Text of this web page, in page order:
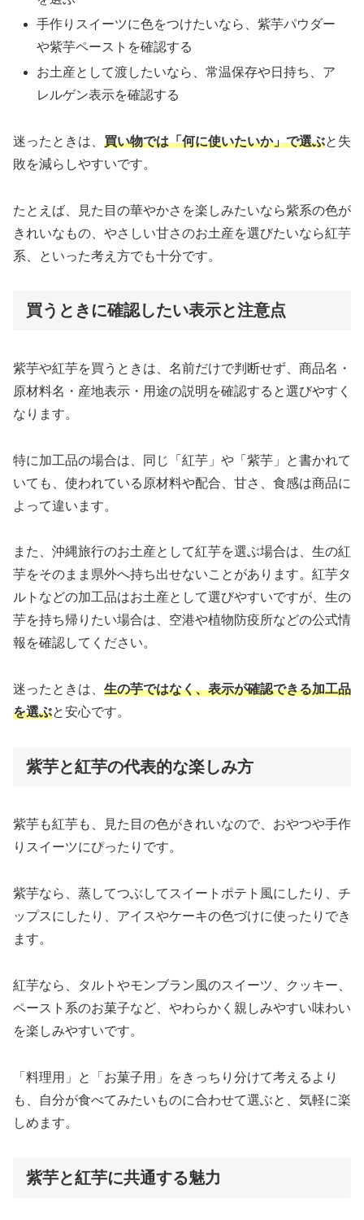
手作りスイーツに色をつけたいなら、紫芋パウダー
や紫芋ペーストを確認する
お土産として渡したいなら、常温保存や日持ち、ア
レルゲン表示を確認する
迷ったときは、 買い物では「何に使いたいか」で選ぶと失
敗を減らしやすいです。
たとえば、見た目の華やかさを楽しみたいなら紫系の色が
きれいなもの、やさしい甘さのお土産を選びたいなら紅芋
系、といった考え方でも十分です。
買うときに確認したい表示と注意点
紫芋や紅芋を買うときは、名前だけで判断せず、商品名・
原材料名・産地表示・用途の説明を確認すると選びやすく
なります。
特に加工品の場合は、同じ「紅芋」や「紫芋」と書かれて
いても、使われている原材料や配合、甘さ、食感は商品に
よって違います。
また、沖縄旅行のお土産として紅芋を選ぶ場合は、生の紅
芋をそのまま県外へ持ち出せないことがあります。紅芋タ
ルトなどの加工品はお土産として選びやすいですが、生の
芋を持ち帰りたい場合は、空港や植物防疫所などの公式情
報を確認してください。
迷ったときは、 生の芋ではなく、表示が確認できる加工品
を選ぶと安心です。
紫芋と紅芋の代表的な楽しみ方
紫芋も紅芋も、見た目の色がきれいなので、おやつや手作
りスイーツにぴったりです。
紫芋なら、蒸してつぶしてスイートポテト風にしたり、チ
ップスにしたり、アイスやケーキの色づけに使ったりでき
ます。
紅芋なら、タルトやモンブラン風のスイーツ、クッキー、
ペースト系のお菓子など、やわらかく親しみやすい味わい
を楽しみやすいです。
「料理用」と「お菓子用」をきっちり分けて考えるより
も、自分が食べてみたいものに合わせて選ぶと、気軽に楽
しめます。
紫芋と紅芋に共通する魅力